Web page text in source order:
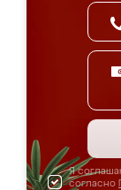
Я
согласно